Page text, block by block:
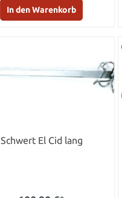
In den Warenkorb
Schwert El Cid lang